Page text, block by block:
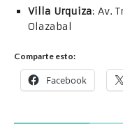
Villa Urquiza: Av.
Olazabal
Comparte esto:
Facebook